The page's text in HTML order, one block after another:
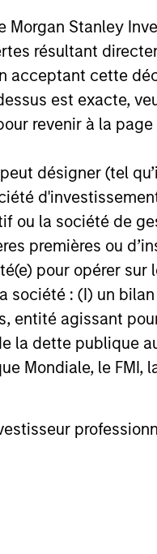
Morgan Stanley
résultant
acceptant cette
est exacte,
revenir à la
peut désigner (tel
ou la société de
premières ou
pour opérer
société : (I) un
entité agissant
la dette publique
Mondiale, le FMI,
Different